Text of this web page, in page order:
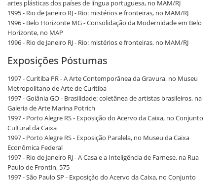
artes plásticas dos países de língua portuguesa, no MAM/RJ
1995 - Rio de Janeiro RJ - Rio: mistérios e fronteiras, no MAM/RJ
1996 - Belo Horizonte MG - Consolidação da Modernidade em Belo
Horizonte, no MAP
1996 - Rio de Janeiro RJ - Rio: mistérios e fronteiras, no MAM/RJ
Exposições Póstumas
1997 - Curitiba PR - A Arte Contemporânea da Gravura, no Museu
Metropolitano de Arte de Curitiba
1997 - Goiânia GO - Brasilidade: coletânea de artistas brasileiros, na
Galeria de Arte Marina Potrich
1997 - Porto Alegre RS - Exposição do Acervo da Caixa, no Conjunto
Cultural da Caixa
1997 - Porto Alegre RS - Exposição Paralela, no Museu da Caixa
Econômica Federal
1997 - Rio de Janeiro RJ - A Casa e a Inteligência de Farnese, na Rua
Paulo de Frontin, 575
1997 - São Paulo SP - Exposição do Acervo da Caixa, no Conjunto